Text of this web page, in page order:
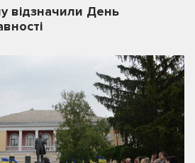
відзначили День